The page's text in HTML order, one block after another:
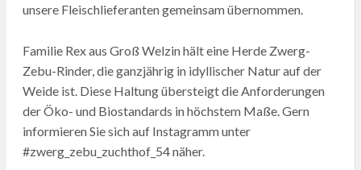
unsere Fleischlieferanten gemeinsam übernommen.
Familie Rex aus Groß Welzin hält eine Herde Zwerg-
Zebu-Rinder, die ganzjährig in idyllischer Natur auf der
Weide ist. Diese Haltung übersteigt die Anforderungen
der Öko- und Biostandards in höchstem Maße. Gern
informieren Sie sich auf Instagramm unter
#zwerg_zebu_zuchthof_54 näher.